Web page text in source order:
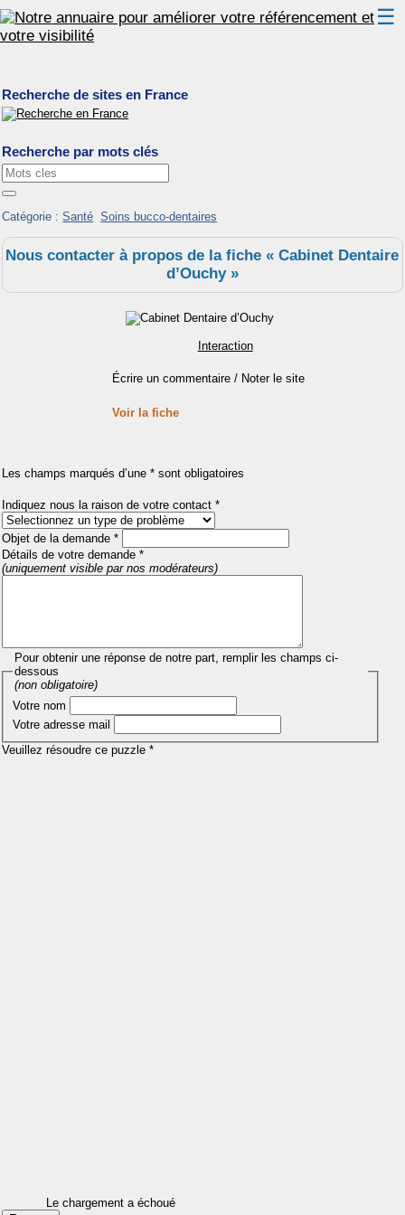
☰
Webmaster
Support
Recherche de sites en France
Recherche par mots clés
Catégorie :Santé Soins bucco-dentaires
Nous contacter à propos de la fiche « Cabinet Dentaire
d’Ouchy »
Interaction
Écrire un commentaire / Noter le site
Voir la fiche
Les champs marqués d’une * sont obligatoires
Indiquez nous la raison de votre contact *
Objet de la demande *
Détails de votre demande *
(uniquement visible par nos modérateurs)
Pour obtenir une réponse de notre part, remplir les champs ci-
dessous
(non obligatoire)
Votre nom
Votre adresse mail
Veuillez résoudre ce puzzle *
Le chargement a échoué